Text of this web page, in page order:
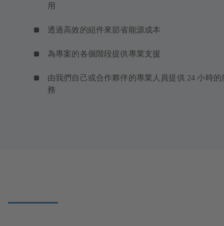
用
透過高效的組件來節省能源成本
為專案的各個階段提供專業支援
由我們自己或合作夥伴的專業人員提供 24 小時的
務